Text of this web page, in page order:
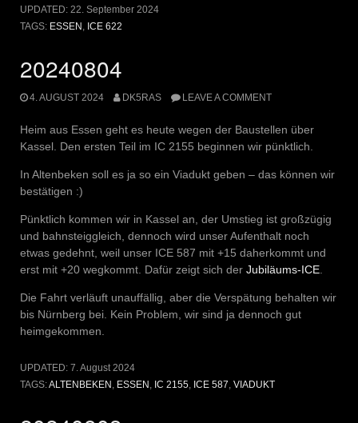
UPDATED: 22. September 2024
TAGS: ESSEN , ICE 622
20240804
4. AUGUST 2024 DK5RAS LEAVE A COMMENT
Heim aus Essen geht es heute wegen der Baustellen über
Kassel. Den ersten Teil im IC 2155 beginnen wir pünktlich.
In Altenbeken soll es ja so ein Viadukt geben – das können wir
bestätigen :)
Pünktlich kommen wir in Kassel an, der Umstieg ist großzügig
und bahnsteiggleich, dennoch wird unser Aufenthalt noch
etwas gedehnt, weil unser ICE 587 mit +15 daherkommt und
erst mit +20 wegkommt. Dafür zeigt sich der Jubiläums-ICE.
Die Fahrt verläuft unauffällig, aber die Verspätung behalten wir
bis Nürnberg bei. Kein Problem, wir sind ja dennoch gut
heimgekommen.
UPDATED: 7. August 2024
TAGS:ALTENBEKEN , ESSEN , IC 2155, ICE 587, VIADUKT